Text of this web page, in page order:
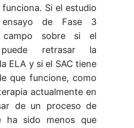
Si el estudio
de Fase 3
campo sobre si el
retrasar la
ELA y si el SAC tiene
que funcione, como
actualmente en
de un proceso de
ha sido menos que